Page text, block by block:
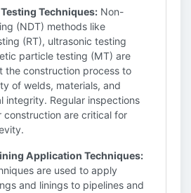
Techniques: Non-
(NDT) methods like
(RT), ultrasonic testing
particle testing (MT) are
the construction process to
of welds, materials, and
integrity. Regular inspections
construction are critical for
Application Techniques:
are used to apply
and linings to pipelines and